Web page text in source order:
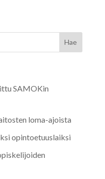
SAMOKin
loma-ajoista
opintoetuuslaiksi